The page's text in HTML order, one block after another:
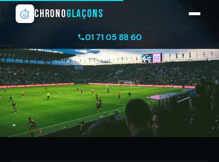
CHRONOGLAÇONS
01 71 05 88 60